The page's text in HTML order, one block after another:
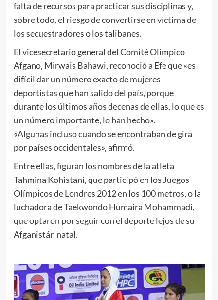
falta de recursos para practicar sus disciplinas y,
sobre todo, el riesgo de convertirse en víctima de
los secuestradores o los talibanes.
El vicesecretario general del Comité Olímpico
Afgano, Mirwais Bahawi, reconoció a Efe que «es
difícil dar un número exacto de mujeres
deportistas que han salido del país, porque
durante los últimos años decenas de ellas, lo que es
un número importante, lo han hecho».
«Algunas incluso cuando se encontraban de gira
por países occidentales», afirmó.
Entre ellas, figuran los nombres de la atleta
Tahmina Kohistani, que participó en los Juegos
Olímpicos de Londres 2012 en los 100 metros, o la
luchadora de Taekwondo Humaira Mohammadi,
que optaron por seguir con el deporte lejos de su
Afganistán natal.